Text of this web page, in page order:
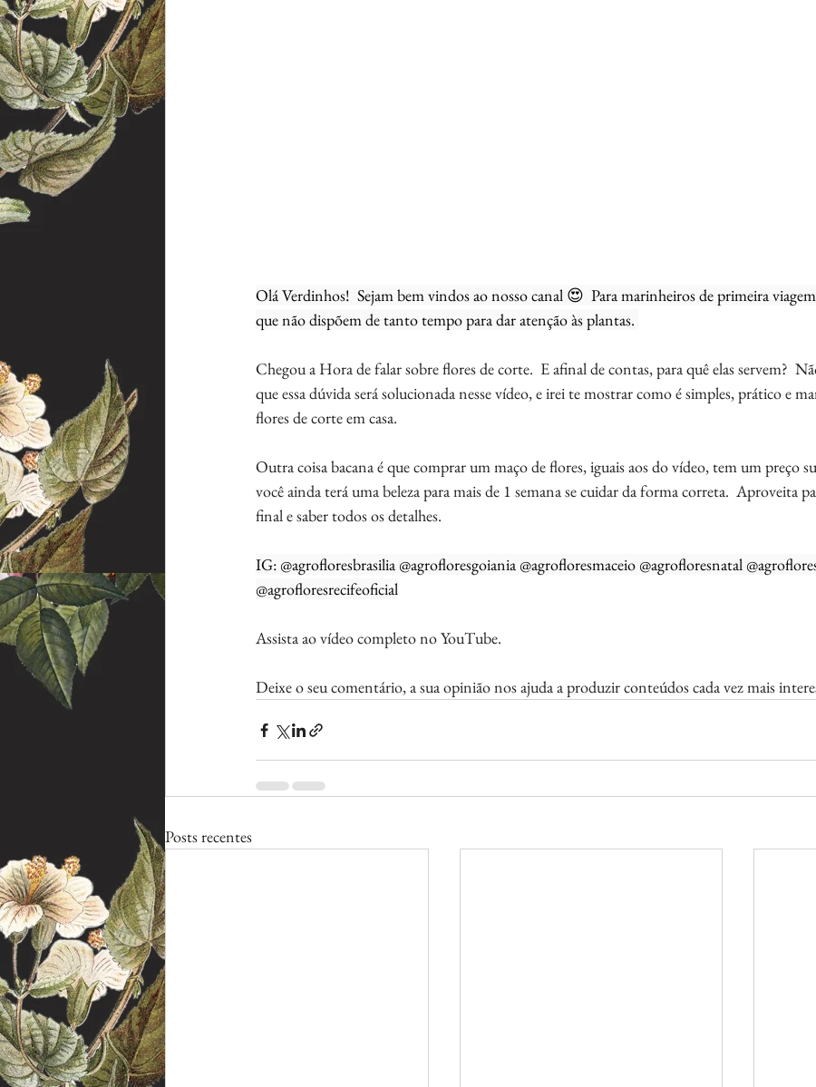
Olá Verdinhos!  Sejam bem vindos ao nosso canal 😍  Para marinheiros de primeira
que não dispõem de tanto tempo para dar atenção às plantas.
Chegou a Hora de falar sobre flores de corte.  E afinal de contas, para quê elas servem?
que essa dúvida será solucionada nesse vídeo, e irei te mostrar como é simples, prático e
flores de corte em casa.
Outra coisa bacana é que comprar um maço de flores, iguais aos do vídeo, tem um preço
você ainda terá uma beleza para mais de 1 semana se cuidar da forma correta.  Aproveita
final e saber todos os detalhes.
IG: @agrofloresbrasilia @agrofloresgoiania @agrofloresmaceio @agrofloresnatal
@agrofloresrecifeoficial
Assista ao vídeo completo no YouTube.
Deixe o seu comentário, a sua opinião nos ajuda a produzir conteúdos cada vez mais
Posts recentes